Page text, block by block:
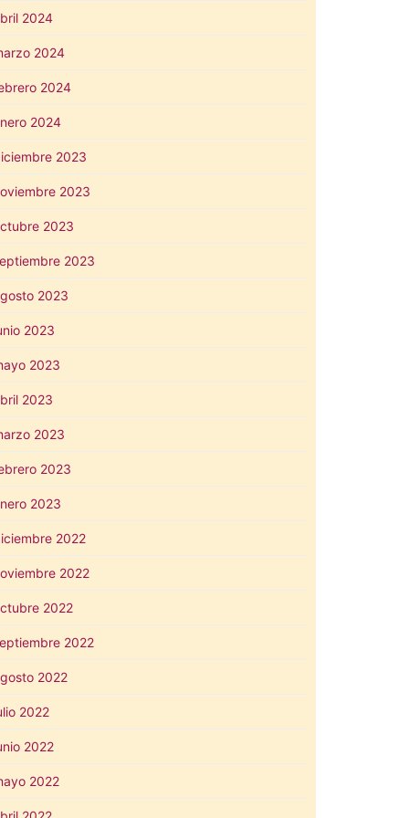
2024
2024
2024
2024
2023
2023
2023
2023
2023
2023
2023
2023
2023
2023
2023
2022
2022
2022
2022
2022
2022
2022
2022